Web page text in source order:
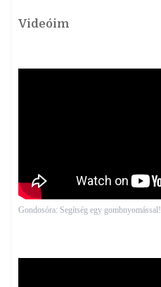
Videóim
Gondosóra: Segítség egy gombnyomással!